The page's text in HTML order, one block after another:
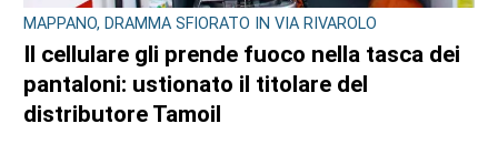
MAPPANO, DRAMMA SFIORATO IN VIA RIVAROLO
Il cellulare gli prende fuoco nella tasca dei
pantaloni: ustionato il titolare del
distributore Tamoil